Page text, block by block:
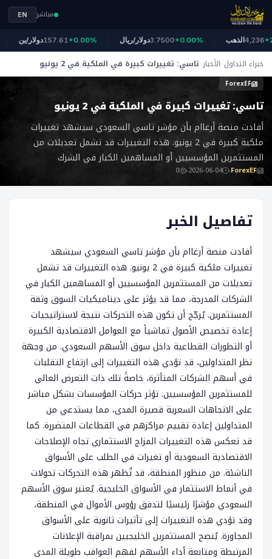
مباشر EN
دولار/ين157.61+0.00% دولار/ريال3.7500+0.00% الذهب4,236
خبراء التداول الأخبار تاسي: تغييرات كبيرة في الملكية في 2 يونيو
ForexEF
تاسي: تغييرات كبيرة في الملكية في 2 يونيو
أفادت منصة أرغاام بأن مؤشر تاسي السعودي سيشهد تغييرات
ملكية كبيرة في 2 يونيو. هذه التغييرات قد تشمل تعديلات من
المستثمرين المؤسسيين أو المساهمين الكبار في الشرك
ForexEF
2026-06-04
0
تفاصيل الخبر
أفادت منصة أرغاام بأن مؤشر تاسي السعودي سيشهد
تغييرات ملكية كبيرة في 2 يونيو. هذه التغييرات قد تشمل
تعديلات من المستثمرين المؤسسيين أو المساهمين الكبار في
الشركات المدرجة، مما قد يؤثر على ديناميكيات السوق وثقة
المستثمرين. يُرجّح أن تكون هذه التحركات نتيجة لاستراتيجيات
إعادة تخصيص الأصول تماشياً مع العوامل الاقتصادية الكبيرة
أو التطورات القطاعية داخل سوق الأسهم السعودي. من وجهة
نظر المتداولين، قد تؤدي هذه التغييرات إلى ارتفاع التقلبات
في أسهم الشركات المتأثرة، خاصةً تلك ذات التعرض العالي
للمستثمرين المؤسسيين. تؤثر حركات المؤسسات بشكل مباشر
على الاتجاهات السعرية قصيرة المدى، مما يستدعي من
المتداولين إعادة تقييم مراكزهم في القطاعات المتضررة. كما
قد تعكس هذه التغييرات المزاج الاستثماري تجاه الإصلاحات
الاقتصادية السعودية أو تغيرات في الطلب على الأسواق
الناشئة. من منظور المنطقة، قد تُظهر هذه التحركات تحولات
في أنماط الاستثمار في الأسواق الخليجية. يُعتبر سوق الأسهم
السعودي مؤشرًا رئيسيًا لتدفق رؤوس الأموال في المنطقة،
وقد تؤدي هذه التغييرات إلى تأثيرات ثانوية على الأسواق
المجاورة. يُنصح المستثمرين الخليجيين بمراقبة الإعلانات
المرتبطة ومتابعة أداء الأسهم لفهم العواقب طويلة المدى